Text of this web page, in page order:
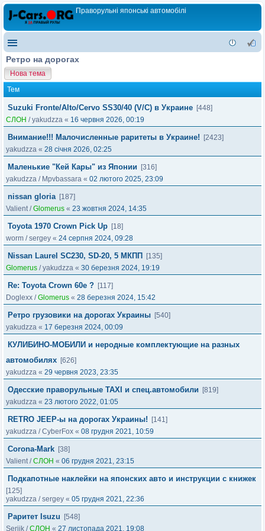
Праворульні японські автомобілі
Ретро на дорогах
Нова тема
Тем
Suzuki Fronte/Alto/Cervo SS30/40 (V/C) в Украине [448]
СЛОН /yakudzza « 16 червня 2026, 00:19
Внимание!!! Малочисленные раритеты в Украине!
[2423]
yakudzza « 28 січня 2026, 02:25
Маленькие "Кей Кары" из Японии
[316]
yakudzza / Mpvbassara « 02 лютого 2025, 23:09
nissan gloria [187]
Valient/Glomerus « 23 жовтня 2024, 14:35
Toyota 1970 Crown Pick Up [18]
worm /sergey « 24 серпня 2024, 09:28
Nissan Laurel SC230, SD-20, 5 МКПП
[135]
Glomerus /yakudzza « 30 березня 2024, 19:19
Re: Toyota Crown 60e ? [117]
Doglexx /Glomerus « 28 березня 2024, 15:42
Ретро грузовики на дорогах Украины [540]
yakudzza « 17 березня 2024, 00:09
КУЛИБИНО-МОБИЛИ и неродные комплектующие на разных
автомобилях [626]
yakudzza « 29 червня 2023, 23:35
Одесские праворульные TAXI и спец.автомобили
[819]
yakudzza « 23 лютого 2022, 01:05
RETRO JEEP-ы на дорогах Украины!
[141]
yakudzza /CyberFox « 08 грудня 2021, 10:59
Corona-Mark [38]
Valient/СЛОН « 06 грудня 2021, 23:15
Подкапотные наклейки на японских авто и инструкции с книжек
[125]
yakudzza /sergey « 05 грудня 2021, 22:36
Раритет Isuzu
[548]
Serjik /СЛОН « 27 листопада 2021, 19:08